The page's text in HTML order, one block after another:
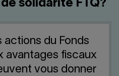
de solidarité FTQ?
actions du Fonds
avantages fiscaux
vous donner